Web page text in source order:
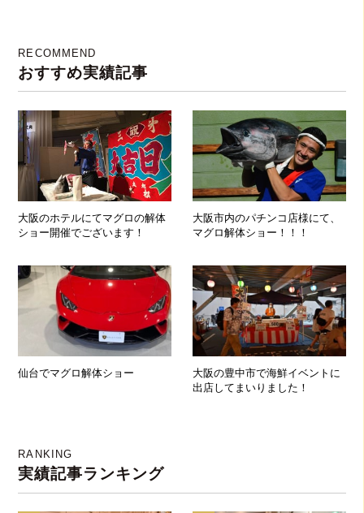
RECOMMEND
おすすめ実績記事
大阪のホテルにてマグロの解体
ショー開催でございます！
大阪市内のパチンコ店様にて、
マグロ解体ショー！！！
仙台でマグロ解体ショー
大阪の豊中市で海鮮イベントに
出店してまいりました！
RANKING
実績記事ランキング